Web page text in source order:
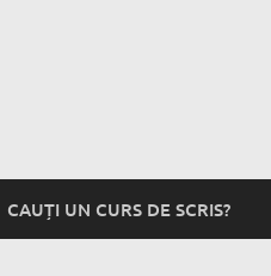
CAUȚI UN CURS DE SCRIS?